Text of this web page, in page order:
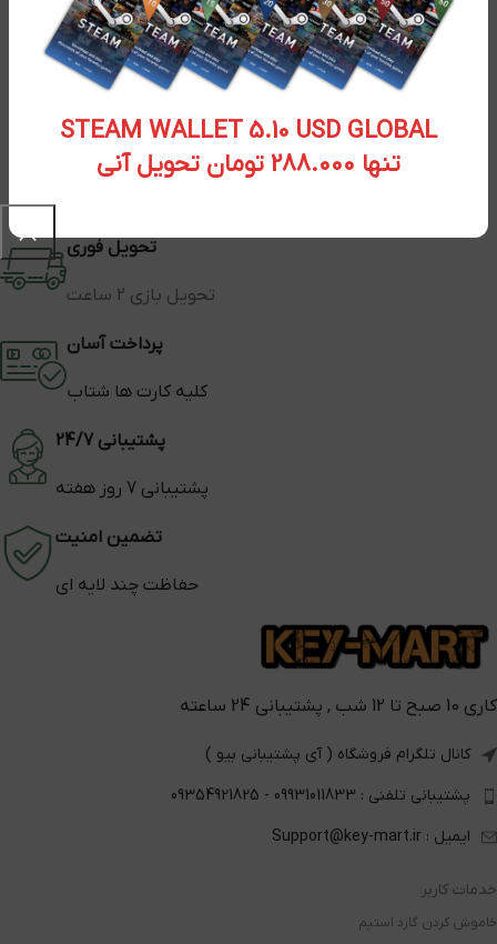
STEAM WALLET 5.10 USD GLOBAL
تنها 288.000 تومان تحویل آنی
تحویل فوری
تحویل بازی 2 ساعت
پرداخت آسان
کلیه کارت ها شتاب
پشتیبانی 24/7
پشتیبانی 7 روز هفته
تضمین امنیت
حفاظت چند لایه ای
کاری 10 صبح تا 12 شب , پشتیبانی 24 ساعته
کانال تلگرام فروشگاه ( آی پشتیبانی بیو )
پشتیبانی تلفنی : 09931011833 - 09354921825
ایمیل : Support@key-mart.ir
خدمات کاربر
خاموش کردن گارد استیم